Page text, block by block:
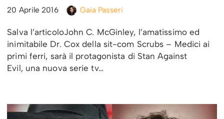
20 Aprile 2016 Gaia Passeri
Salva l’articoloJohn C. McGinley, l’amatissimo ed
inimitabile Dr. Cox della sit-com Scrubs – Medici ai
primi ferri, sarà il protagonista di Stan Against
Evil, una nuova serie tv…